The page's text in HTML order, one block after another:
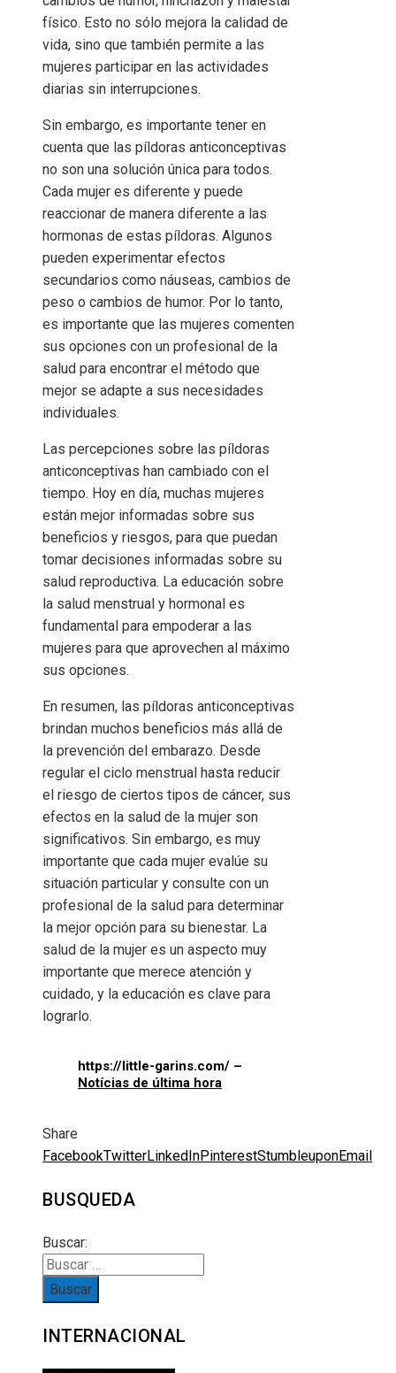
físico. Esto no sólo mejora la calidad de
vida, sino que también permite a las
mujeres participar en las actividades
diarias sin interrupciones.
Sin embargo, es importante tener en
cuenta que las píldoras anticonceptivas
no son una solución única para todos.
Cada mujer es diferente y puede
reaccionar de manera diferente a las
hormonas de estas píldoras. Algunos
pueden experimentar efectos
secundarios como náuseas, cambios de
peso o cambios de humor. Por lo tanto,
es importante que las mujeres comenten
sus opciones con un profesional de la
salud para encontrar el método que
mejor se adapte a sus necesidades
individuales.
Las percepciones sobre las píldoras
anticonceptivas han cambiado con el
tiempo. Hoy en día, muchas mujeres
están mejor informadas sobre sus
beneficios y riesgos, para que puedan
tomar decisiones informadas sobre su
salud reproductiva. La educación sobre
la salud menstrual y hormonal es
fundamental para empoderar a las
mujeres para que aprovechen al máximo
sus opciones.
En resumen, las píldoras anticonceptivas
brindan muchos beneficios más allá de
la prevención del embarazo. Desde
regular el ciclo menstrual hasta reducir
el riesgo de ciertos tipos de cáncer, sus
efectos en la salud de la mujer son
significativos. Sin embargo, es muy
importante que cada mujer evalúe su
situación particular y consulte con un
profesional de la salud para determinar
la mejor opción para su bienestar. La
salud de la mujer es un aspecto muy
importante que merece atención y
cuidado, y la educación es clave para
lograrlo.
https://little-garins.com/ –
Notícias de última hora
Share
FacebookTwitterLinkedInPinterestStumbleuponEmail
BUSQUEDA
Buscar:
INTERNACIONAL